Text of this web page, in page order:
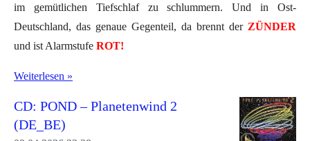
im gemütlichen Tiefschlaf zu schlummern. Und in Ost-
Deutschland, das genaue Gegenteil, da brennt der ZÜNDER
und ist Alarmstufe ROT!
Weiterlesen »
CD: POND – Planetenwind 2
(DE_BE)